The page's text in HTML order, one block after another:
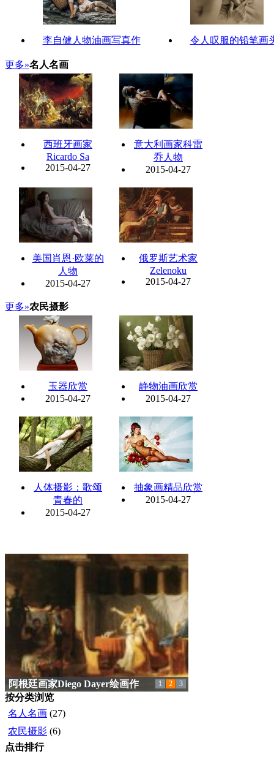
李自健人物油画写真作 令人叹服的铅笔画
更多»名人名画
西班牙画家
Ricardo Sa
2015-04-27
意大利画家科雷
乔人物
2015-04-27
美国肖恩·欧莱的
人物
2015-04-27
俄罗斯艺术家
Zelenoku
2015-04-27
更多»农民摄影
玉器欣赏
2015-04-27
静物油画欣赏
2015-04-27
人体摄影：歌颂
青春的
2015-04-27
抽象画精品欣赏
2015-04-27
苏天赐风景油画精品 1 2 3
按分类浏览
名人名画 (27)
农民摄影 (6)
点击排行